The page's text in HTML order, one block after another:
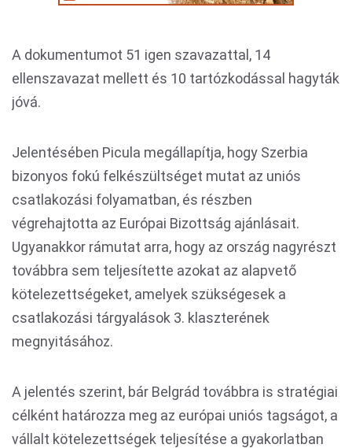
A dokumentumot 51 igen szavazattal, 14
ellenszavazat mellett és 10 tartózkodással hagyták
jóvá.
Jelentésében Picula megállapítja, hogy Szerbia
bizonyos fokú felkészültséget mutat az uniós
csatlakozási folyamatban, és részben
végrehajtotta az Európai Bizottság ajánlásait.
Ugyanakkor rámutat arra, hogy az ország nagyrészt
továbbra sem teljesítette azokat az alapvető
kötelezettségeket, amelyek szükségesek a
csatlakozási tárgyalások 3. klaszterének
megnyitásához.
A jelentés szerint, bár Belgrád továbbra is stratégiai
célként határozza meg az európai uniós tagságot, a
vállalt kötelezettségek teljesítése a gyakorlatban